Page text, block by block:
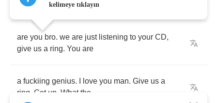
road. Jamo,how
are you bro. we are just listening to your CD,
give us a ring. You are
a fuckiing genius. love you man. Give us a
ring Get up What the
kelimeye tıklayın